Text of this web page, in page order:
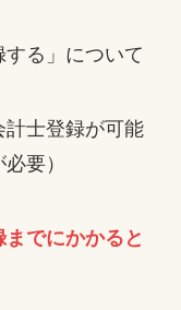
る」について
士登録が可能
要）
でにかかると